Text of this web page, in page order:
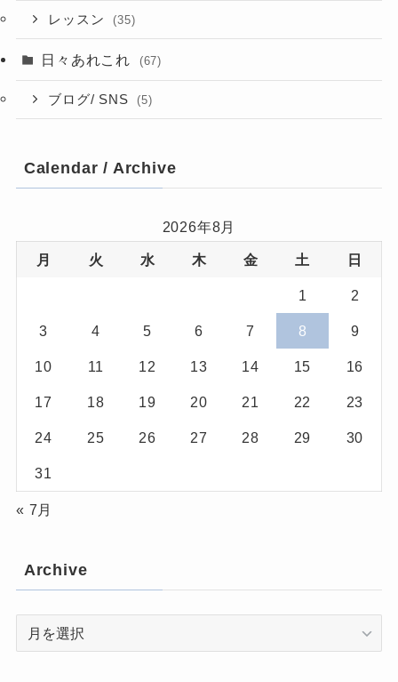
レッスン (35)
日々あれこれ (67)
ブログ/ SNS (5)
Calendar / Archive
2026年8月
月 火 水 木 金 土 日
1 2
3 4 5 6 7 8 9
10 11 12 13 14 15 16
17 18 19 20 21 22 23
24 25 26 27 28 29 30
31
« 7月
Archive
Archive